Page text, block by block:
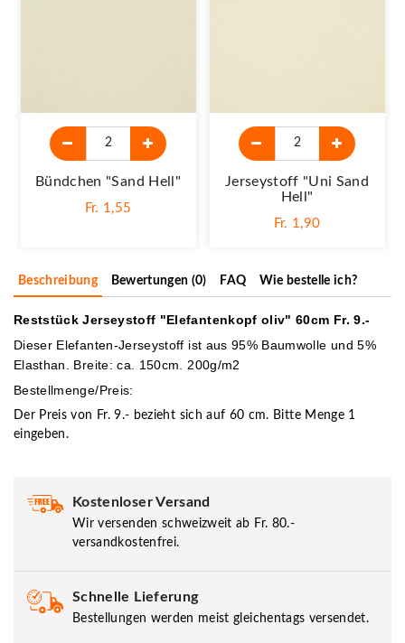
Bündchen "sand Hell"
Fr. 1,55
Jerseystoff "Uni Sand
Hell"
Fr. 1,90
Beschreibung Bewertungen (0) FAQ Wie bestelle ich?
Reststück Jerseystoff "Elefantenkopf oliv" 60cm Fr. 9.-
Dieser Elefanten-Jerseystoff ist aus 95% Baumwolle und 5%
Elasthan. Breite: ca. 150cm. 200g/m2
Bestellmenge/Preis:
Der Preis von Fr. 9.- bezieht sich auf 60 cm. Bitte Menge 1
eingeben.
Kostenloser Versand
Wir versenden schweizweit ab Fr. 80.-
versandkostenfrei.
Schnelle Lieferung
Bestellungen werden meist gleichentags versendet.